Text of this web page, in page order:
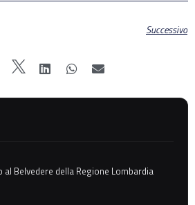
Successivo
al Belvedere della Regione Lombardia